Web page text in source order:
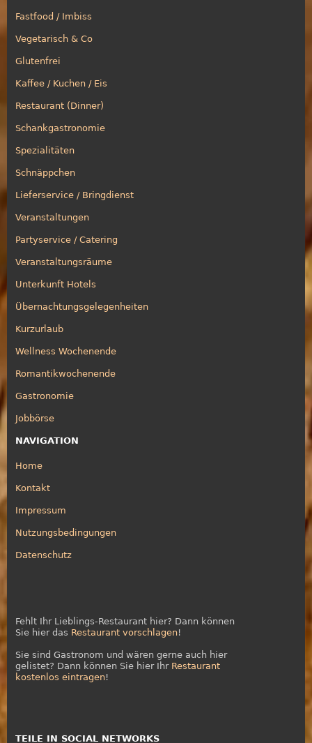
Fastfood / Imbiss
Vegetarisch & Co
Glutenfrei
Kaffee / Kuchen / Eis
Restaurant (Dinner)
Schankgastronomie
Spezialitäten
Schnäppchen
Lieferservice / Bringdienst
Veranstaltungen
Partyservice / Catering
Veranstaltungsräume
Unterkunft Hotels
Übernachtungsgelegenheiten
Kurzurlaub
Wellness Wochenende
Romantikwochenende
Gastronomie
Jobbörse
NAVIGATION
Home
Kontakt
Impressum
Nutzungsbedingungen
Datenschutz
Fehlt Ihr Lieblings-Restaurant hier? Dann können
Sie hier das Restaurant vorschlagen!
Sie sind Gastronom und wären gerne auch hier
gelistet? Dann können Sie hier Ihr Restaurant
kostenlos eintragen!
TEILE IN SOCIAL NETWORKS